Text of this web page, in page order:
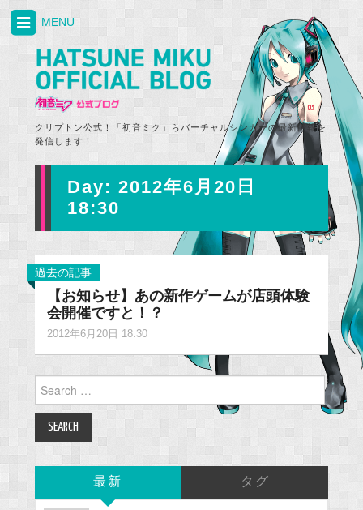
クリプトン公式！「初音ミク」らバーチャルシンガーの最新情報を
発信します！
MENU
Day: 2012年6月20日
18:30
過去の記事
【お知らせ】あの新作ゲームが店頭体験
会開催ですと！？
2012年6月20日 18:30
Search
for:
最新 タグ